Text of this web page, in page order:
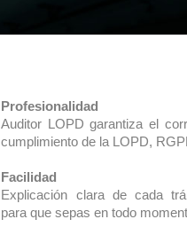
Profesionalidad
Auditor LOPD garantiza el
cumplimiento de la LOPD,
Facilidad
Explicación clara de cada
para que sepas en todo